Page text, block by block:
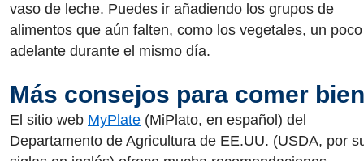
vaso de leche. Puedes ir añadiendo los grupos de
alimentos que aún falten, como los vegetales, un
adelante durante el mismo día.
Más consejos para comer bien
El sitio web MyPlate (MiPlato, en español) del
Departamento de Agricultura de EE.UU. (USDA, por